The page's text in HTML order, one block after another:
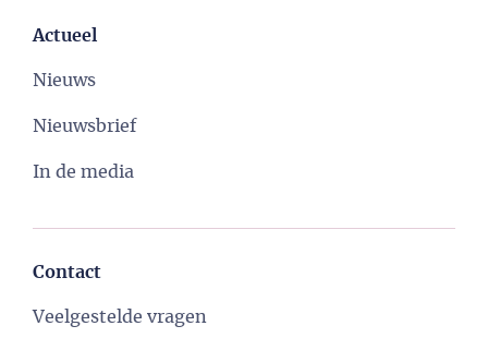
Actueel
Nieuws
Nieuwsbrief
In de media
Contact
Veelgestelde vragen